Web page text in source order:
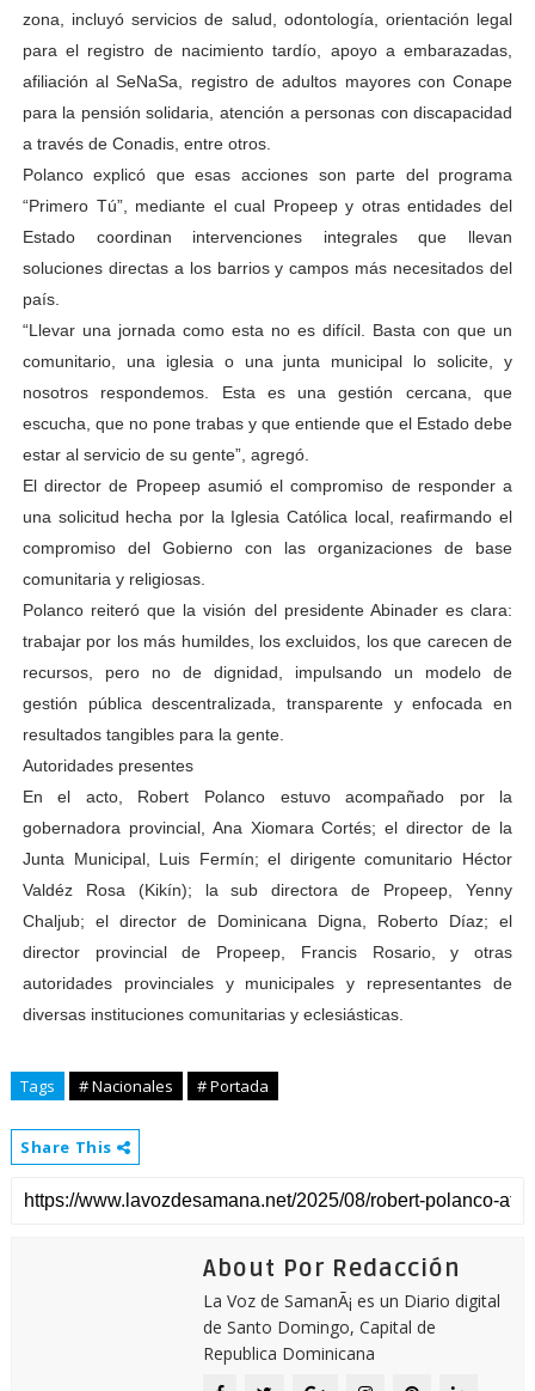
zona, incluyó servicios de salud, odontología, orientación legal
para el registro de nacimiento tardío, apoyo a embarazadas,
afiliación al SeNaSa, registro de adultos mayores con Conape
para la pensión solidaria, atención a personas con discapacidad
a través de Conadis, entre otros.
Polanco explicó que esas acciones son parte del programa
“Primero Tú”, mediante el cual Propeep y otras entidades del
Estado coordinan intervenciones integrales que llevan
soluciones directas a los barrios y campos más necesitados del
país.
“Llevar una jornada como esta no es difícil. Basta con que un
comunitario, una iglesia o una junta municipal lo solicite, y
nosotros respondemos. Esta es una gestión cercana, que
escucha, que no pone trabas y que entiende que el Estado debe
estar al servicio de su gente”, agregó.
El director de Propeep asumió el compromiso de responder a
una solicitud hecha por la Iglesia Católica local, reafirmando el
compromiso del Gobierno con las organizaciones de base
comunitaria y religiosas.
Polanco reiteró que la visión del presidente Abinader es clara:
trabajar por los más humildes, los excluidos, los que carecen de
recursos, pero no de dignidad, impulsando un modelo de
gestión pública descentralizada, transparente y enfocada en
resultados tangibles para la gente.
Autoridades presentes
En el acto, Robert Polanco estuvo acompañado por la
gobernadora provincial, Ana Xiomara Cortés; el director de la
Junta Municipal, Luis Fermín; el dirigente comunitario Héctor
Valdéz Rosa (Kikín); la sub directora de Propeep, Yenny
Chaljub; el director de Dominicana Digna, Roberto Díaz; el
director provincial de Propeep, Francis Rosario, y otras
autoridades provinciales y municipales y representantes de
diversas instituciones comunitarias y eclesiásticas.
Tags # Nacionales # Portada
Share This
About Por Redacción
La Voz de SamanÃ¡ es un Diario digital
de Santo Domingo, Capital de
Republica Dominicana